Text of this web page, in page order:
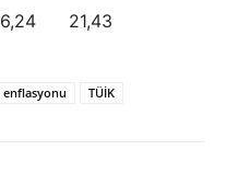
21,43
enflasyonu TÜİK